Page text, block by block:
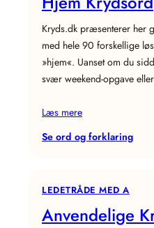
Kryds.dk præsenterer her
med hele 90 forskellige
»hjem«. Uanset om du
svær weekend‑opgave
Læs mere
Se ord og forklaring:
LEDETRÅDE MED A
Anvendelige